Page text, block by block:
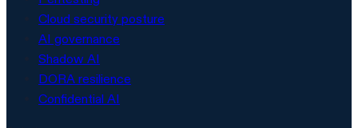
Cloud security posture
AI governance
Shadow AI
DORA resilience
Confidential AI